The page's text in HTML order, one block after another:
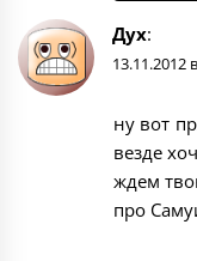
Дух:
13.11.2012
ну вот
везде
ждем
про